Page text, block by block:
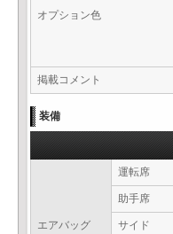
オプション色
掲載コメント
装備
エアバッグ
運転席
助手席
サイド